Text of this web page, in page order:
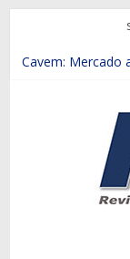
contenido
Chile es el primer
Salfa suma
Samex amplía
SINOTRUK
la Expo Compras